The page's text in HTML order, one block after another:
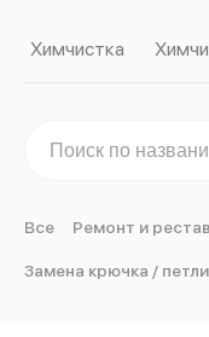
Химчистка
Все Ремонт и
Замена крючка / петли